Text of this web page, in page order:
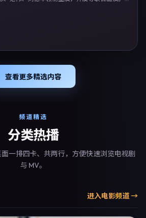
法国本土叙事与人物弧光，适合检索「爱情电
与电视端。影片在节奏、摄影与配乐上强调沉浸
评长文与专题策划的引用素材。
查看更多精选内容
频道精选
分类热播
一排四卡、共两行，方便快速浏览电视剧
与 MV。
进入电影频道 →